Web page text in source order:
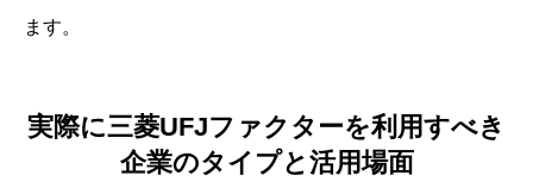
ます。
実際に三菱UFJファクターを利用すべき
企業のタイプと活用場面